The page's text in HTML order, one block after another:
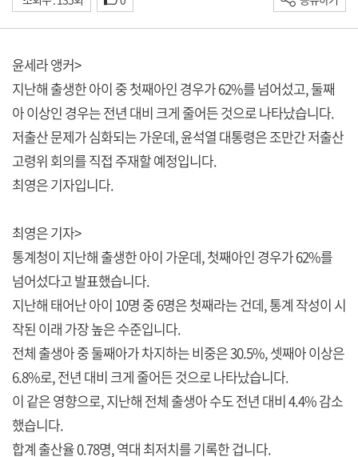
윤세라 앵커>
지난해 출생한 아이 중 첫째아인 경우가 62%를 넘어섰고, 둘째
아 이상인 경우는 전년 대비 크게 줄어든 것으로 나타났습니다.
저출산 문제가 심화되는 가운데, 윤석열 대통령은 조만간 저출산
고령위 회의를 직접 주재할 예정입니다.
최영은 기자입니다.
최영은 기자>
통계청이 지난해 출생한 아이 가운데, 첫째아인 경우가 62%를
넘어섰다고 발표했습니다.
지난해 태어난 아이 10명 중 6명은 첫째라는 건데, 통계 작성이 시
작된 이래 가장 높은 수준입니다.
전체 출생아 중 둘째아가 차지하는 비중은 30.5%, 셋째아 이상은
6.8%로, 전년 대비 크게 줄어든 것으로 나타났습니다.
이 같은 영향으로, 지난해 전체 출생아 수도 전년 대비 4.4% 감소
했습니다.
합계 출산율 0.78명, 역대 최저치를 기록한 겁니다.